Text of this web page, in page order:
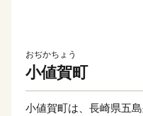
おぢかちょう
小値賀町
小値賀町は、長崎県五